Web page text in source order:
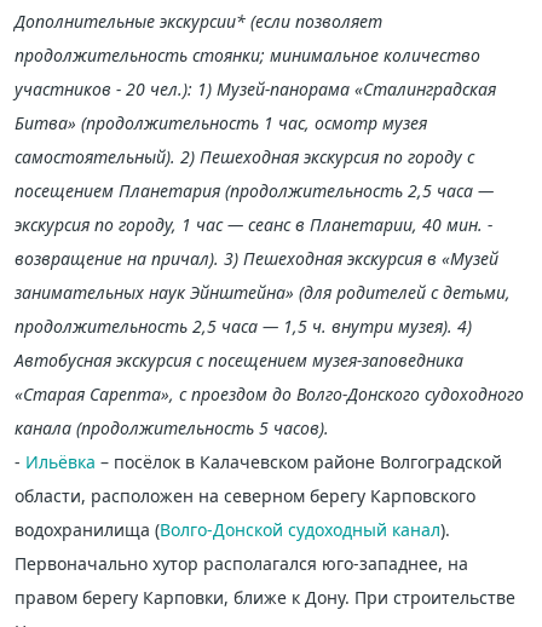
Дополнительные экскурсии* (если позволяет
продолжительность стоянки; минимальное количество
участников - 20 чел.): 1) Музей-панорама «Сталинградская
Битва» (продолжительность 1 час, осмотр музея
самостоятельный). 2) Пешеходная экскурсия по городу с
посещением Планетария (продолжительность 2,5 часа —
экскурсия по городу, 1 час — сеанс в Планетарии, 40 мин. -
возвращение на причал). 3) Пешеходная экскурсия в «Музей
занимательных наук Эйнштейна» (для родителей с детьми,
продолжительность 2,5 часа — 1,5 ч. внутри музея). 4)
Автобусная экскурсия с посещением музея-заповедника
«Старая Сарепта», с проездом до Волго-Донского судоходного
канала (продолжительность 5 часов).
- Ильёвка – посёлок в Калачевском районе Волгоградской
области, расположен на северном берегу Карповского
водохранилища (Волго-Донской судоходный канал).
Первоначально хутор располагался юго-западнее, на
правом берегу Карповки, ближе к Дону. При строительстве